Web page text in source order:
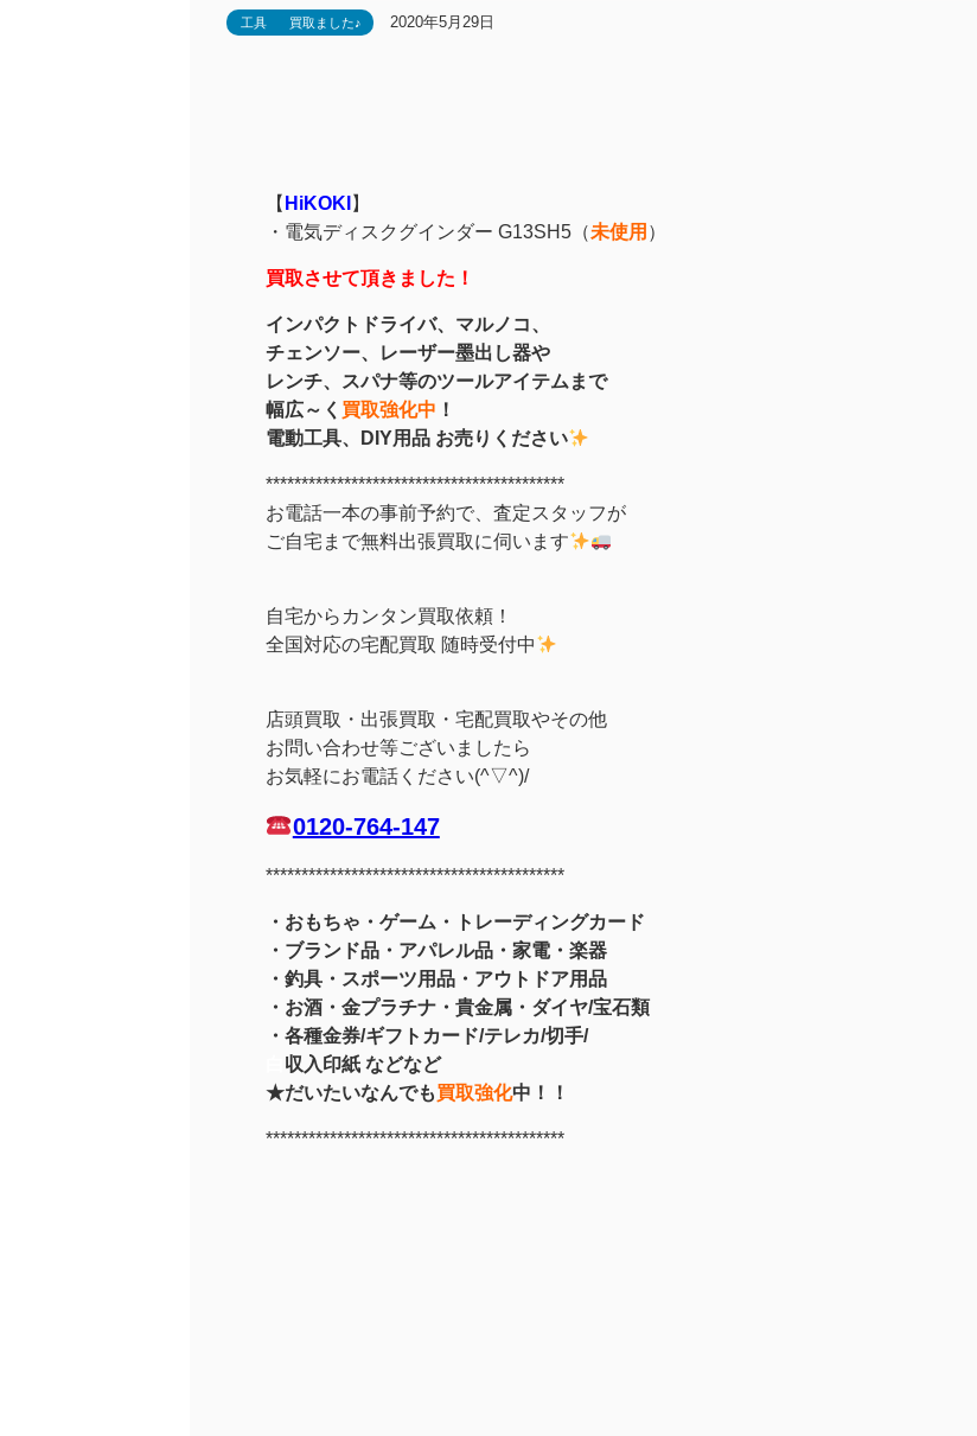
工具 買取ました♪ 2020年5月29日
【 HiKOKI 】
・ 電気ディスクグインダー G13SH5 （未使用 ）
買取させて頂きました！
インパクトドライバ、マルノコ、
チェンソー、レーザー墨出し器や
レンチ、スパナ等のツールアイテムまで
幅広～く 買取強化中 ！
電動工具、DIY用品 お売りください
******************************************
お電話一本の事前予約で、査定スタッフが
ご自宅まで無料出張買取に伺います
自宅からカンタン買取依頼！
全国対応の宅配買取 随時受付中
店頭買取・出張買取・宅配買取やその他
お問い合わせ等ございましたら
お気軽にお電話ください(^▽^)/
0120-764-147
******************************************
・おもちゃ・ゲーム・トレーディングカード
・ブランド品・アパレル品・家電・楽器
・釣具 ・スポーツ用品 ・アウトドア用品
・お酒 ・金プラチナ・貴金属 ・ ダイヤ/宝石類
・各種金券/ギフトカード/テレカ/切手/
収入印紙 などなど
★だいたいなんでも買取強化中！！
******************************************